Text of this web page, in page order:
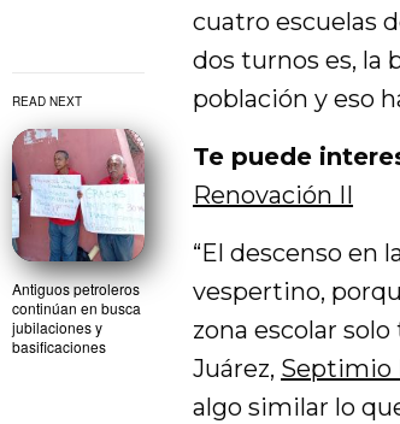
READ NEXT
Antiguos petroleros
continúan en busca
jubilaciones y
basificaciones
cuatro escuelas
dos turnos es, la
población y eso
Te puede
Renovación II
“El descenso en
vespertino,
zona escolar
Juárez, Septimio
algo similar lo